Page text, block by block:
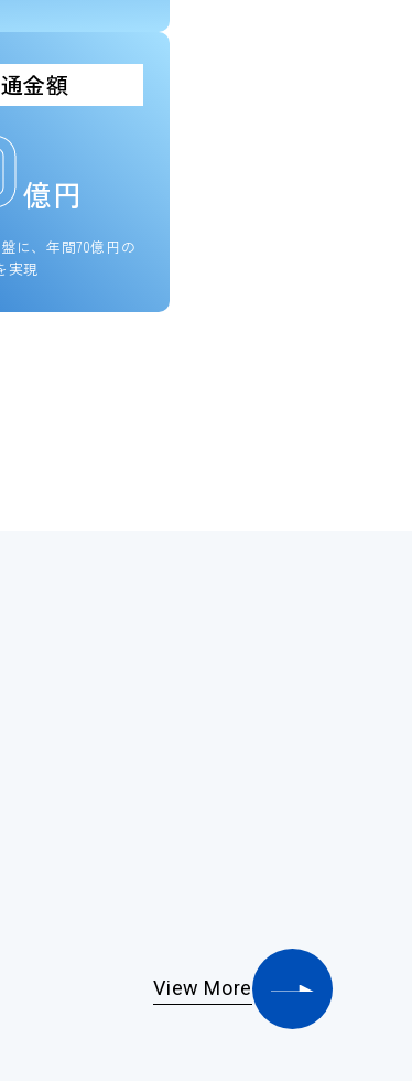
金額
億円
に、 年間70億円の
実現
View More